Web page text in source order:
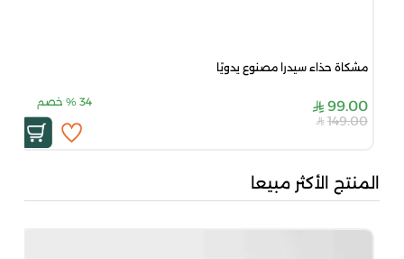
مشكاة حذاء سيدرا مصنوع يدويًا
99.00
34
% خصم
149.00
المنتج الأكثر مبيعا